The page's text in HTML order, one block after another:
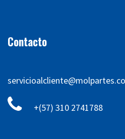
Contacto
+(57) 310 2741788